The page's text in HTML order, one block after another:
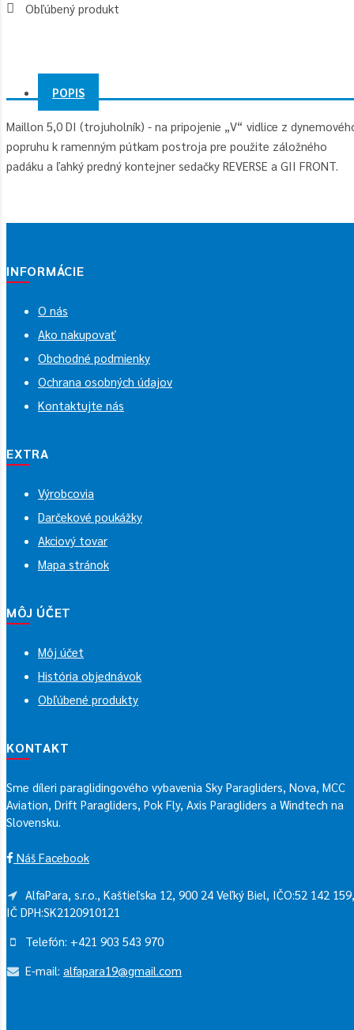
Obľúbený produkt
POPIS
Maillon 5,0 DI (trojuholník) - na pripojenie „V“ vidlice z
popruhu k ramenným pútkam postroja pre použite záložného
padáku a ľahký predný kontejner sedačky REVERSE a GII FRONT.
INFORMÁCIE
O nás
Ako nakupovať
Obchodné podmienky
Ochrana osobných údajov
Kontaktujte nás
EXTRA
Výrobcovia
Darčekové poukážky
Akciový tovar
Mapa stránok
MÔJ ÚČET
Môj účet
História objednávok
Obľúbené produkty
KONTAKT
Sme díleri paraglidingového vybavenia Sky Paragliders, Nova, MCC
Aviation, Drift Paragliders, Pok Fly, Axis Paragliders a Windtech na
Slovensku.
Náš Facebook
AlfaPara, s.r.o., Kaštieľska 12, 900 24 Veľký Biel, IČO:52 142 159,
IČ DPH:SK2120910121
Telefón: +421 903 543 970
E-mail: alfapara19@gmail.com